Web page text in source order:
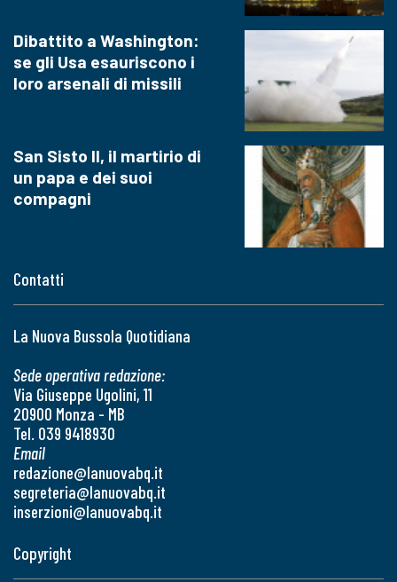
Contatti
La Nuova Bussola Quotidiana
Sede operativa redazione:
Via Giuseppe Ugolini, 11
20900 Monza - MB
Tel. 039 9418930
Email
redazione@lanuovabq.it
segreteria@lanuovabq.it
inserzioni@lanuovabq.it
Dibattito a Washington:
se gli Usa esauriscono i
loro arsenali di missili
San Sisto II, il martirio di
un papa e dei suoi
compagni
Copyright